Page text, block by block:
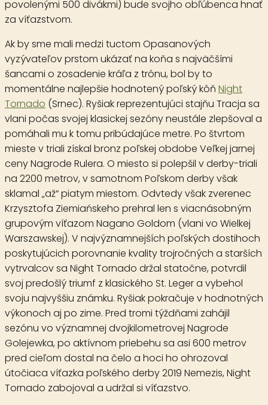
povolenými 500 divákmi) bude svojho obľúbenca hnať
za víťazstvom.
Ak by sme mali medzi tuctom Opasanových
vyzývateľov prstom ukázať na koňa s najväčšími
šancami o zosadenie kráľa z trónu, bol by to
momentálne najlepšie hodnotený poľský kôň Night
Tornado (Srnec). Ryšiak reprezentujúci stajňu Tracja sa
vlani počas svojej klasickej sezóny neustále zlepšoval a
pomáhali mu k tomu pribúdajúce metre. Po štvrtom
mieste v triali získal bronz poľskej obdobe Veľkej jarnej
ceny Nagrode Rulera. O miesto si polepšil v derby-triali
na 2200 metrov, v samotnom Poľskom derby však
sklamal „až“ piatym miestom. Odvtedy však zverenec
Krzysztofa Ziemiańskeho prehral len s viacnásobným
grupovým víťazom Nagano Goldom (vlani vo Wielkej
Warszawskej). V najvýznamnejších poľských dostihoch
poskytujúcich porovnanie kvality trojročných a starších
vytrvalcov sa Night Tornado držal statočne, potvrdil
svoj predošlý triumf z klasického St. Leger a vybehol
svoju najvyššiu známku. Ryšiak pokračuje v hodnotných
výkonoch aj po zime. Pred tromi týždňami zahájil
sezónu vo významnej dvojkilometrovej Nagrode
Golejewka, po aktívnom priebehu sa asi 600 metrov
pred cieľom dostal na čelo a hoci ho ohrozoval
útočiaca víťazka poľského derby 2019 Nemezis, Night
Tornado zabojoval a udržal si víťazstvo.